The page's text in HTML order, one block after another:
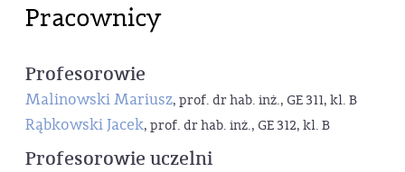
Pracownicy
Profesorowie
Malinowski Mariusz, prof. dr hab. inż., GE 311, kl. B
Rąbkowski Jacek, prof. dr hab. inż., GE 312, kl. B
Profesorowie uczelni